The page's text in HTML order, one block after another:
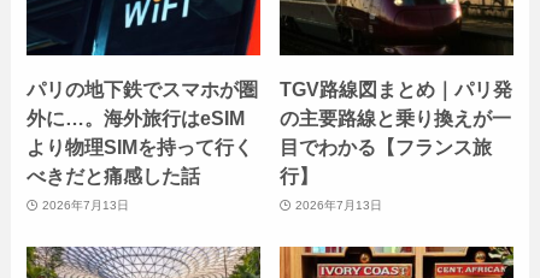
パリの地下鉄でスマホが圏
外に…。海外旅行はeSIM
より物理SIMを持って行く
べきだと痛感した話
2026年7月13日
TGV路線図まとめ｜パリ発
の主要路線と乗り換えが一
目でわかる【フランス旅
行】
2026年7月13日